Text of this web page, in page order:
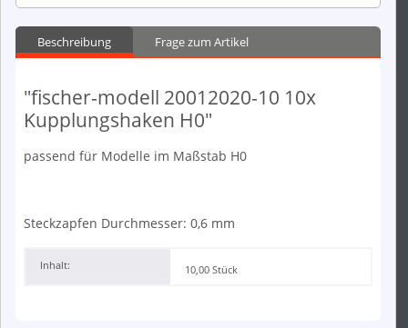
Beschreibung Frage zum Artikel
"fischer-modell 20012020-10 10x
Kupplungshaken H0"
passend für Modelle im Maßstab H0
Steckzapfen Durchmesser: 0,6 mm
Inhalt: 10,00 Stück